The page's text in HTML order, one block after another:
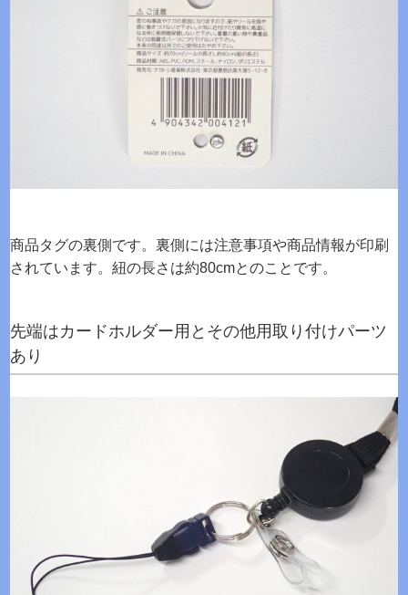
商品タグの裏側です。裏側には注意事項や商品情報が印刷
されています。紐の長さは約80cmとのことです。
先端はカードホルダー用とその他用取り付けパーツ
あり